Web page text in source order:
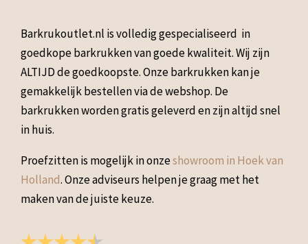
Barkrukoutlet.nl is volledig gespecialiseerd in
goedkope barkrukken van goede kwaliteit. Wij zijn
ALTIJD de goedkoopste. Onze barkrukken kan je
gemakkelijk bestellen via de webshop. De
barkrukken worden gratis geleverd en zijn altijd snel
in huis.
Proefzitten is mogelijk in onzeshowroom in Hoek van
Holland. Onze adviseurs helpen je graag met het
maken van de juiste keuze.